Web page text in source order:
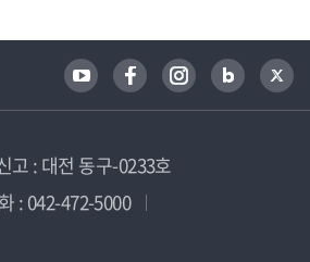
고 : 대전 동구-0233호
: 042-472-5000